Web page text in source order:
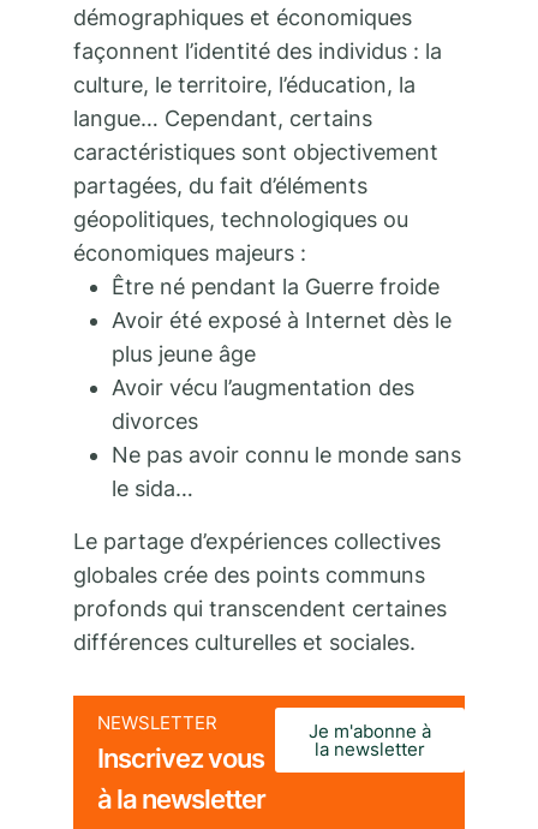
démographiques et économiques
façonnent l’identité des individus : la
culture, le territoire, l’éducation, la
langue… Cependant, certains
caractéristiques sont objectivement
partagées, du fait d’éléments
géopolitiques, technologiques ou
économiques majeurs :
Être né pendant la Guerre froide
Avoir été exposé à Internet dès le
plus jeune âge
Avoir vécu l’augmentation des
divorces
Ne pas avoir connu le monde sans
le sida…
Le partage d’expériences collectives
globales crée des points communs
profonds qui transcendent certaines
différences culturelles et sociales.
NEWSLETTER
Inscrivez vous
à la newsletter
Je m'abonne à
la newsletter